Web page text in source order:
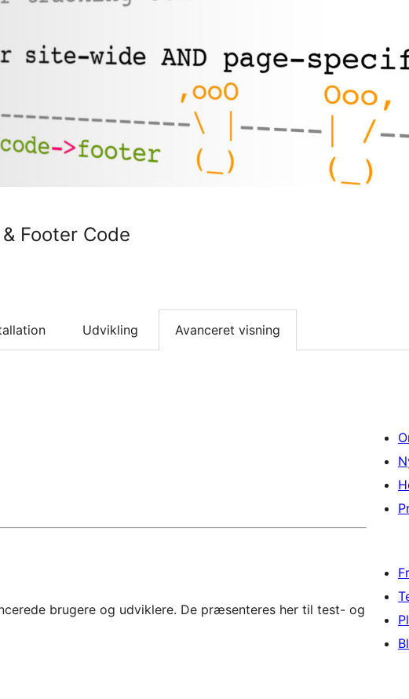
Footer Code
Udvikling Avanceret visning
brugere og udviklere. De præsenteres her til test- og